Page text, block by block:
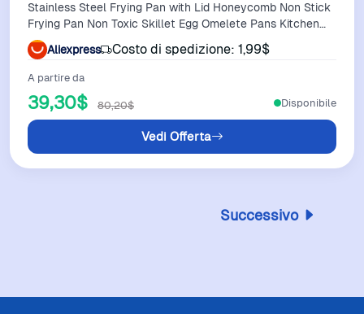
Stainless Steel Frying Pan with Lid Honeycomb Non Stick
Frying Pan Non Toxic Skillet Egg Omelete Pans Kitchen
Cookware JT561
Aliexpress Costo di spedizione: 1,99$
A partire da
39,30$ 80,20$
Vedi Offerta
Disponibile
Successivo